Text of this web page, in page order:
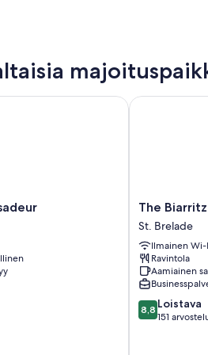
The
Biarritz
Hotel
St.
Brelade
The
St. Brelade
Ilmainen Wi-
Ravintola
Aamiainen
8.8
kautta
8,8 Loistava
151
The Biarritz